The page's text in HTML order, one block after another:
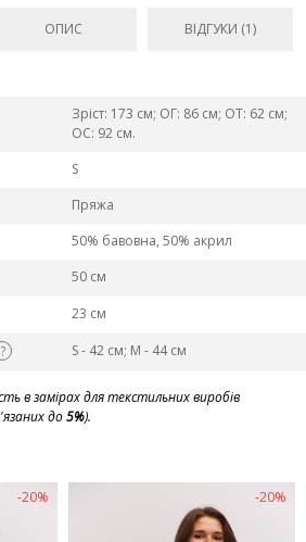
ОПИС ВІДГУКИ (1)
Зріст: 173 см; ОГ: 86 см; ОТ: 62 см;
ОС: 92 см.
S
Пряжа
50% бавовна, 50% акрил
50 см
23 см
? S - 42 см; M - 44 см
в замірах для текстильних виробів
до5%).
-20% -20%